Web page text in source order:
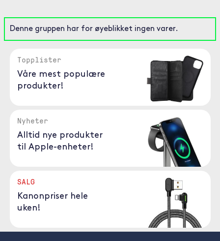
Denne gruppen har for øyeblikket ingen varer.
Topplister
Våre mest populære
produkter!
Nyheter
Alltid nye produkter
til Apple-enheter!
SALG
Kanonpriser hele
uken!